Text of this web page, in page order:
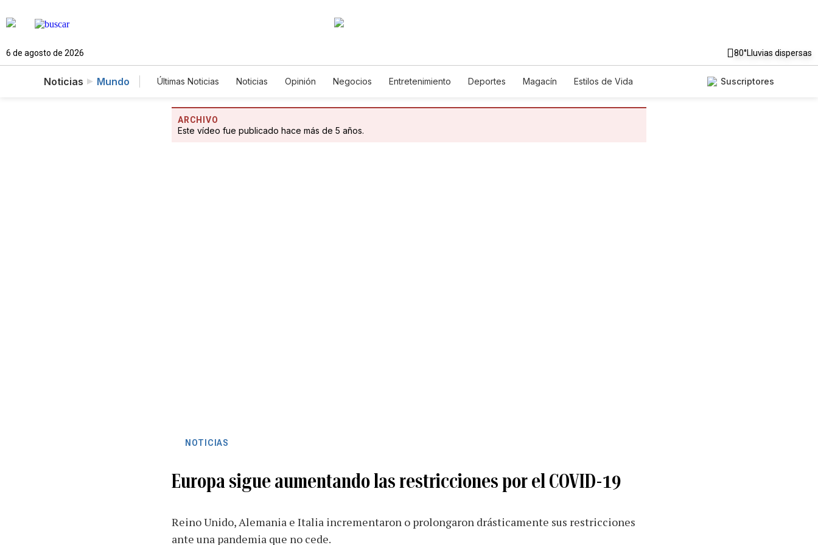
6 de agosto de 2026 80°Lluvias dispersas
Noticias Mundo Últimas Noticias Noticias Opinión Negocios Entretenimiento Deportes Magacín
Estilos de Vida
Suscriptores
ARCHIVO
Este vídeo fue publicado hace más de 5 años.
NOTICIAS
Europa sigue aumentando las restricciones por el COVID-19
Reino Unido, Alemania e Italia incrementaron o prolongaron drásticamente sus restricciones
ante una pandemia que no cede.